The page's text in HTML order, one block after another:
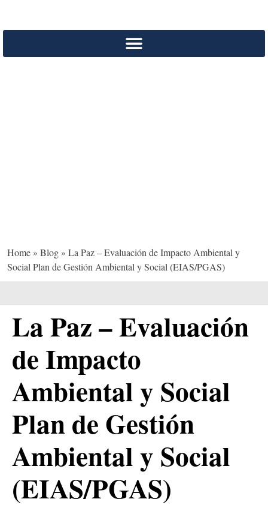
Home » Blog » La Paz – Evaluación de Impacto Ambiental y
Social Plan de Gestión Ambiental y Social (EIAS/PGAS)
La Paz – Evaluación
de Impacto
Ambiental y Social
Plan de Gestión
Ambiental y Social
(EIAS/PGAS)